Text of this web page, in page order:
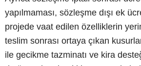
yapılmaması, sözleşme dışı ek
projede vaat edilen özelliklerin
teslim sonrası ortaya çıkan
ile gecikme tazminatı ve kira